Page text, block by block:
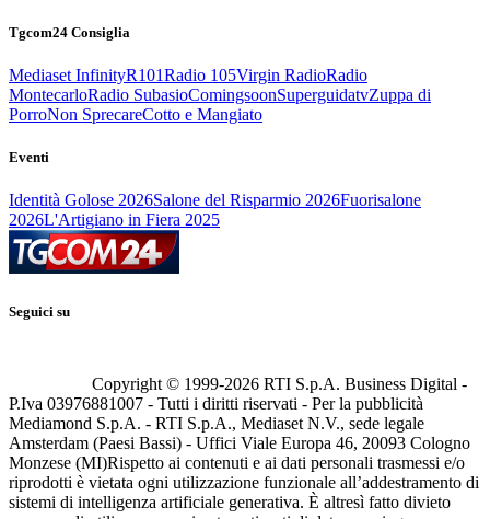
Tgcom24 Consiglia
Mediaset InfinityR101Radio 105Virgin RadioRadio
MontecarloRadio SubasioComingsoonSuperguidatvZuppa di
PorroNon SprecareCotto e Mangiato
Eventi
Identità Golose 2026Salone del Risparmio 2026Fuorisalone
2026L'Artigiano in Fiera 2025
Seguici su
Copyright © 1999-2026 RTI S.p.A. Business Digital -
P.Iva 03976881007 - Tutti i diritti riservati - Per la pubblicità
Mediamond S.p.A. - RTI S.p.A., Mediaset N.V., sede legale
Amsterdam (Paesi Bassi) - Uffici Viale Europa 46, 20093 Cologno
Monzese (MI)Rispetto ai contenuti e ai dati personali trasmessi e/o
riprodotti è vietata ogni utilizzazione funzionale all’addestramento di
sistemi di intelligenza artificiale generativa. È altresì fatto divieto